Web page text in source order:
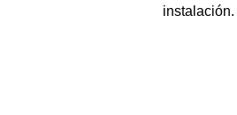
instalación.